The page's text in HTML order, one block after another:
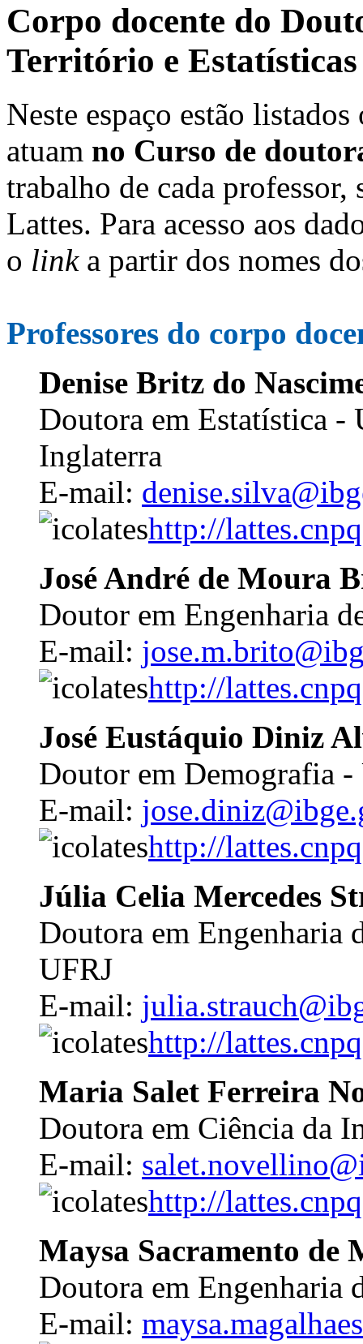
Corpo docente do
Território e
Neste espaço estão
atuam no Curso de
trabalho de cada
Lattes. Para acesso aos
o linka partir dos nomes
Professores do corpo
Denise Britz do
Doutora em Estatística -
Inglaterra
E-mail:
http://
José André de Moura
Doutor em Engenharia
E-mail:
http://
José Eustáquio Diniz
Doutor em Demografia
E-mail:
http://
Júlia Celia Mercedes
Doutora em Engenharia
UFRJ
E-mail:
http://
Maria Salet Ferreira
Doutora em Ciência da
E-mail:
http://
Maysa Sacramento de
Doutora em Engenharia
E-mail: